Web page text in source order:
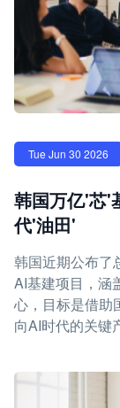
Tue Jun 30 2026
韩国万亿'芯'
代'油田'
韩国近期公布了
AI基建项目，涵
心，目标是借助
向AI时代的关键